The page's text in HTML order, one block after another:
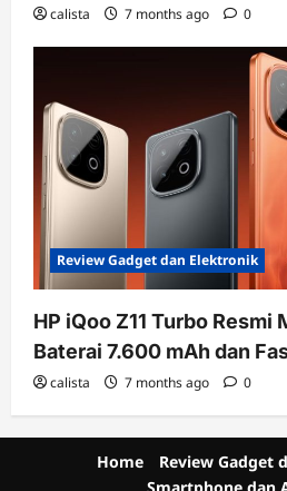
calista 7 months ago 0
Review Gadget dan Elektronik
HP iQoo Z11 Turbo
Baterai 7.600 mAh dan
calista 7 months ago 0
Home
Review Gadget